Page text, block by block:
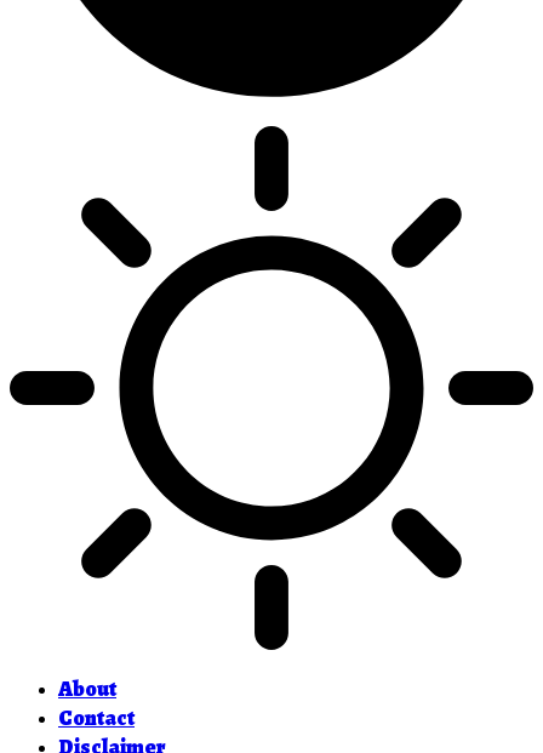
About
Contact
Disclaimer